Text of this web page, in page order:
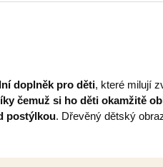
doplněk pro děti, které milují
čemuž si ho děti okamžitě
postýlkou. Dřevěný dětský